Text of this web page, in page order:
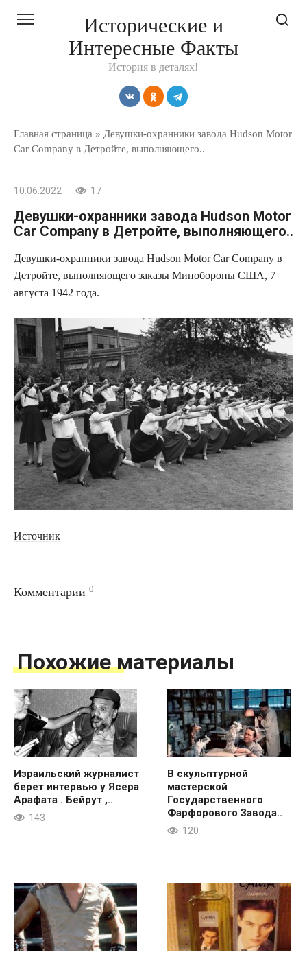
Исторические и
Интересные Факты
История в деталях!
Главная страница » Девушки-охранники завода Hudson Motor
Car Company в Детройте, выполняющего..
10.06.2022 17
Девушки-охранники завода Hudson Motor
Car Company в Детройте, выполняющего..
Девушки-охранники завода Hudson Motor Car Company в
Детройте, выполняющего заказы Минобороны США, 7
августа 1942 года.
Источник
Комментарии 0
Похожие материалы
Израильский журналист
берет интервью у Ясера
Арафата . Бейрут ,..
143
В скульптурной
мастерской
Государственного
Фарфорового Завода..
120